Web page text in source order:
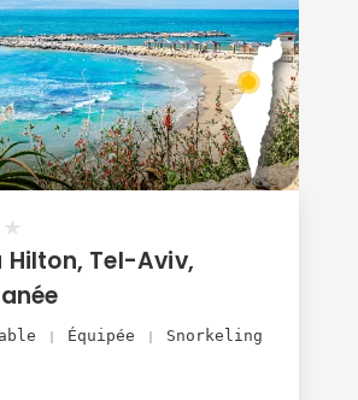
★
Hilton, Tel-Aviv,
Équipée Snorkeling